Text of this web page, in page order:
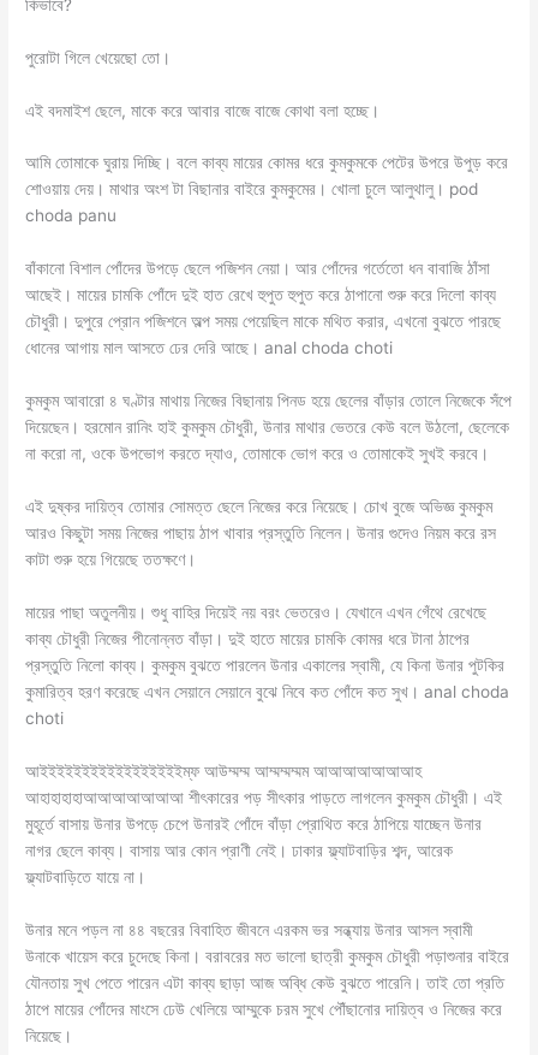
কিভাবে?
পুরোটা গিলে খেয়েছো তো।
এই বদমাইশ ছেলে, মাকে করে আবার বাজে বাজে কোথা বলা হচ্ছে।
আমি তোমাকে ঘুরায় দিচ্ছি। বলে কাব্য মায়ের কোমর ধরে কুমকুমকে পেটের উপরে উপুড় করে
শোওয়ায় দেয়। মাথার অংশ টা বিছানার বাইরে কুমকুমের। খোলা চুলে আলুথালু। pod
choda panu
বাঁকানো বিশাল পোঁদের উপড়ে ছেলে পজিশন নেয়া। আর পোঁদের গর্তেতো ধন বাবাজি ঠাঁসা
আছেই। মায়ের চামকি পোঁদে দুই হাত রেখে হুপুত হুপুত করে ঠাপানো শুরু করে দিলো কাব্য
চৌধুরী। দুপুরে প্রোন পজিশনে অল্প সময় পেয়েছিল মাকে মথিত করার, এখনো বুঝতে পারছে
ধোনের আগায় মাল আসতে ঢের দেরি আছে। anal choda choti
কুমকুম আবারো ৪ ঘণ্টার মাথায় নিজের বিছানায় পিনড হয়ে ছেলের বাঁড়ার তোলে নিজেকে সঁপে
দিয়েছেন। হরমোন রানিং হাই কুমকুম চৌধুরী, উনার মাথার ভেতরে কেউ বলে উঠলো, ছেলেকে
না করো না, ওকে উপভোগ করতে দ্যাও, তোমাকে ভোগ করে ও তোমাকেই সুখই করবে।
এই দুষ্কর দায়িত্ব তোমার সোমত্ত ছেলে নিজের করে নিয়েছে। চোখ বুজে অভিজ্ঞ কুমকুম
আরও কিছুটা সময় নিজের পাছায় ঠাপ খাবার প্রস্তুতি নিলেন। উনার গুদেও নিয়ম করে রস
কাটা শুরু হয়ে গিয়েছে ততক্ষণে।
মায়ের পাছা অতুলনীয়। শুধু বাহির দিয়েই নয় বরং ভেতরেও। যেখানে এখন গেঁথে রেখেছে
কাব্য চৌধুরী নিজের পীনোন্নত বাঁড়া। দুই হাতে মায়ের চামকি কোমর ধরে টানা ঠাপের
প্রস্তুতি নিলো কাব্য। কুমকুম বুঝতে পারলেন উনার একালের স্বামী, যে কিনা উনার পুটকির
কুমারিত্ব হরণ করেছে এখন সেয়ানে সেয়ানে বুঝে নিবে কত পোঁদে কত সুখ। anal choda
choti
আইইইইইইইইইইইইইইইইইম্ফ আউম্মম্ম আম্মম্মম্মম আআআআআআআহ
আহাহাহাহাআআআআআআআ শীৎকারের পড় সীৎকার পাড়তে লাগলেন কুমকুম চৌধুরী। এই
মুহূর্তে বাসায় উনার উপড়ে চেপে উনারই পোঁদে বাঁড়া প্রোথিত করে ঠাপিয়ে যাচ্ছেন উনার
নাগর ছেলে কাব্য। বাসায় আর কোন প্রাণী নেই। ঢাকার ফ্ল্যাটবাড়ির শব্দ, আরেক
ফ্ল্যাটবাড়িতে যায়ে না।
উনার মনে পড়ল না ৪৪ বছরের বিবাহিত জীবনে এরকম ভর সন্ধ্যায় উনার আসল স্বামী
উনাকে খায়েস করে চুদেছে কিনা। বরাবরের মত ভালো ছাত্রী কুমকুম চৌধুরী পড়াশুনার বাইরে
যৌনতায় সুখ পেতে পারেন এটা কাব্য ছাড়া আজ অব্ধি কেউ বুঝতে পারেনি। তাই তো প্রতি
ঠাপে মায়ের পোঁদের মাংসে ঢেউ খেলিয়ে আম্মুকে চরম সুখে পৌঁছানোর দায়িত্ব ও নিজের করে
নিয়েছে।